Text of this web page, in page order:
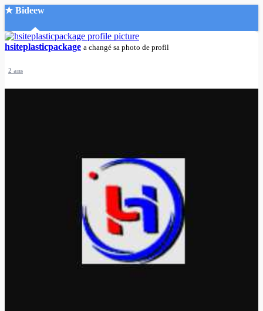
★ Bideew
Accueil
Créer un compte
Mode nuit
hsiteplasticpackage a changé sa photo de profil
2 ans